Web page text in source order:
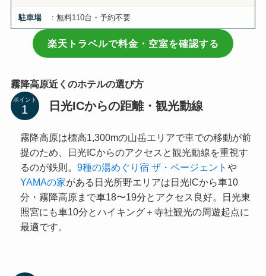
駐車場 : 無料110台・予約不要
楽天トラベルで料金・空室を確認する
霧降高原近くのホテルの選び方
ポイント 日光ICからの距離・観光動線
霧降高原は標高1,300mの山岳エリアで車での移動が前
提のため、日光ICからのアクセスと観光動線を重視す
るのが鉄則。 9種の湯めぐり宿 ザ・ページェント や
YAMAの家がある日光所野エリアは日光ICから車10
分・霧降高原まで車18〜19分とアクセス良好。日光東
照宮にも車10分とハイキング＋寺社観光の周遊起点に
最適です。